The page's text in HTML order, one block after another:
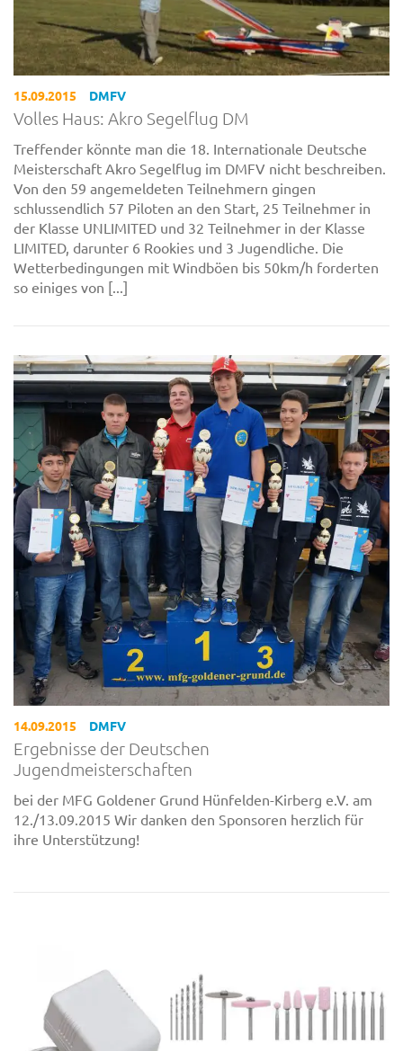
15.09.2015 DMFV
Volles Haus: Akro Segelflug DM
Treffender könnte man die 18. Internationale Deutsche
Meisterschaft Akro Segelflug im DMFV nicht beschreiben.
Von den 59 angemeldeten Teilnehmern gingen
schlussendlich 57 Piloten an den Start, 25 Teilnehmer in
der Klasse UNLIMITED und 32 Teilnehmer in der Klasse
LIMITED, darunter 6 Rookies und 3 Jugendliche. Die
Wetterbedingungen mit Windböen bis 50km/h forderten
so einiges von [...]
14.09.2015 DMFV
Ergebnisse der Deutschen
Jugendmeisterschaften
bei der MFG Goldener Grund Hünfelden-Kirberg e.V. am
12./13.09.2015 Wir danken den Sponsoren herzlich für
ihre Unterstützung!